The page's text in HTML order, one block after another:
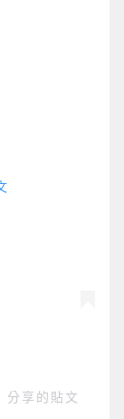
享的貼文